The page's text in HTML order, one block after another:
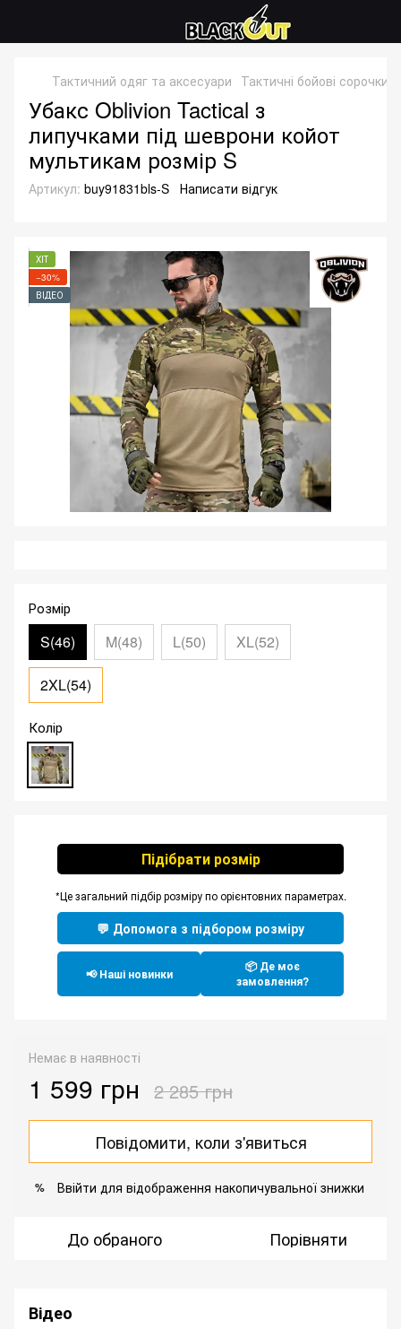
Тактичний одяг та аксесуари Тактичні бойові сорочки
Убакс Oblivion Tactical з
липучками під шеврони койот
мультикам розмір S
Артикул: buy91831bls-S Написати відгук
ХІТ
−30%
ВІДЕО
Розмір
S(46) M(48) L(50) XL(52)
2XL(54)
Колір
Підібрати розмір
*Це загальний підбір розміру по орієнтовних параметрах.
💬 Допомога з підбором розміру
📢 Наші новинки
📦 Де моє
замовлення?
Немає в наявності
1 599 грн 2 285 грн
Повідомити, коли з'явиться
% Ввійти для відображення накопичувальної знижки
До обраного Порівняти
Відео